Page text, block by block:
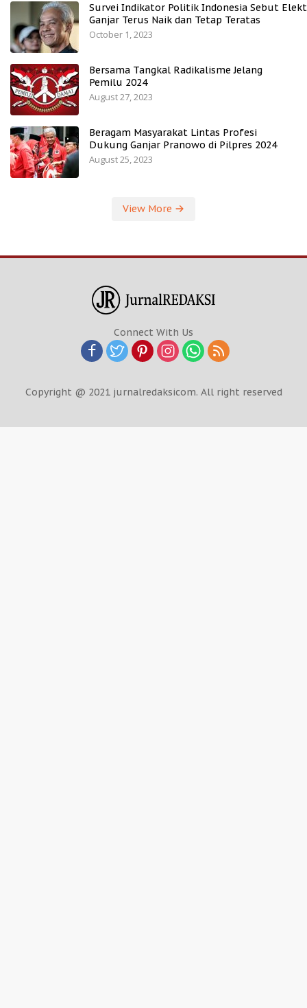
Survei Indikator Politik Indonesia Sebut
Ganjar Terus Naik dan Tetap Teratas
October 1, 2023
Bersama Tangkal Radikalisme Jelang
Pemilu 2024
August 27, 2023
Beragam Masyarakat Lintas Profesi
Dukung Ganjar Pranowo di Pilpres 2024
August 25, 2023
View More
Connect With Us
Copyright @ 2021 jurnalredaksicom. All right reserved